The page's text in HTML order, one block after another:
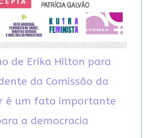
de Erika Hilton para
da Comissão da
é um fato importante
a democracia